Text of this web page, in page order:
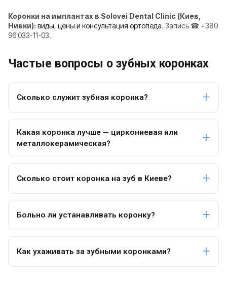
Коронки на имплантах в Solovei Dental Clinic (Киев,
Нивки): виды, цены и консультация ортопеда. Запись ☎ +380
96 033-11-03.
Частые вопросы о зубных коронках
Сколько служит зубная коронка?
Какая коронка лучше — циркониевая или
металлокерамическая?
Сколько стоит коронка на зуб в Киеве?
Больно ли устанавливать коронку?
Как ухаживать за зубными коронками?